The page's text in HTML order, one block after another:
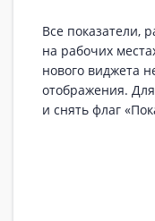
Все показатели,
на рабочих
нового виджета
отображения.
и снять флаг